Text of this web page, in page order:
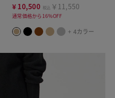
¥ 10,500 税込 ￥11,550
通常価格から16%OFF
+ 4カラー